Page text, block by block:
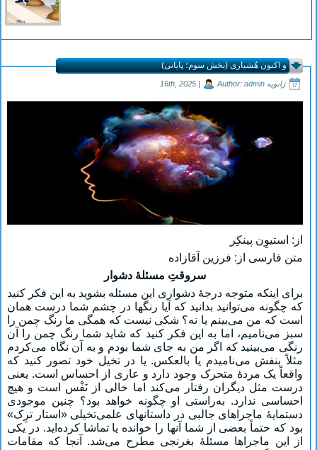
و اکنون هُشیاری (بخش سوم؛ پایانی)
ژانویه 16th, 2025 | Author: admin
از: استیوِن پینکِر
متن فارسی از: فرزین آقازاده
سروقتِ مسئلۀ دشوار
برای اینکه متوجه درجۀ دشواری این مسئله بشوید به این فکر کنید
که چگونه می‌توانید بدانید که آیا رنگها در چشم شما درست همان
است که من می‌بینم یا نه؟ شکی نیست که همگی ما رنگ چمن را
سبز می‌نامیم، اما به این فکر کنید که شاید شما رنگ چمن را آن
رنگی می‌بینید که اگر من به جای شما بودم و به آن نگاه می‌کردم
مثلاً بنفش می‌نامیدم یا بالعکس. یا در تخیل خود تصور کنید که
واقعاً یک مردۀ متحرک وجود دارد و عاری از احساس است. یعنی
درست مثل دیگران رفتار می‌کند اما خالی از نَفْس است و هیچ
احساسی ندارد. به‌راستی او چگونه خواهد بود؟ چنین موجودی
دستمایۀ ماجراهای جالبی در داستانهای علمی‌تخیلی «استار ترِک»
بود که حتماً بعضی از شما آنها را خوانده یا تماشا کرده‌اید. در یکی
از این ماجراها مسئلۀ بغرنجی مطرح می‌شد. آنجا که مقامات